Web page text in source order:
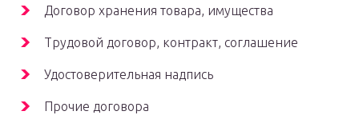
Договор хранения товара, имущества
Трудовой договор, контракт, соглашение
Удостоверительная надпись
Прочие договора